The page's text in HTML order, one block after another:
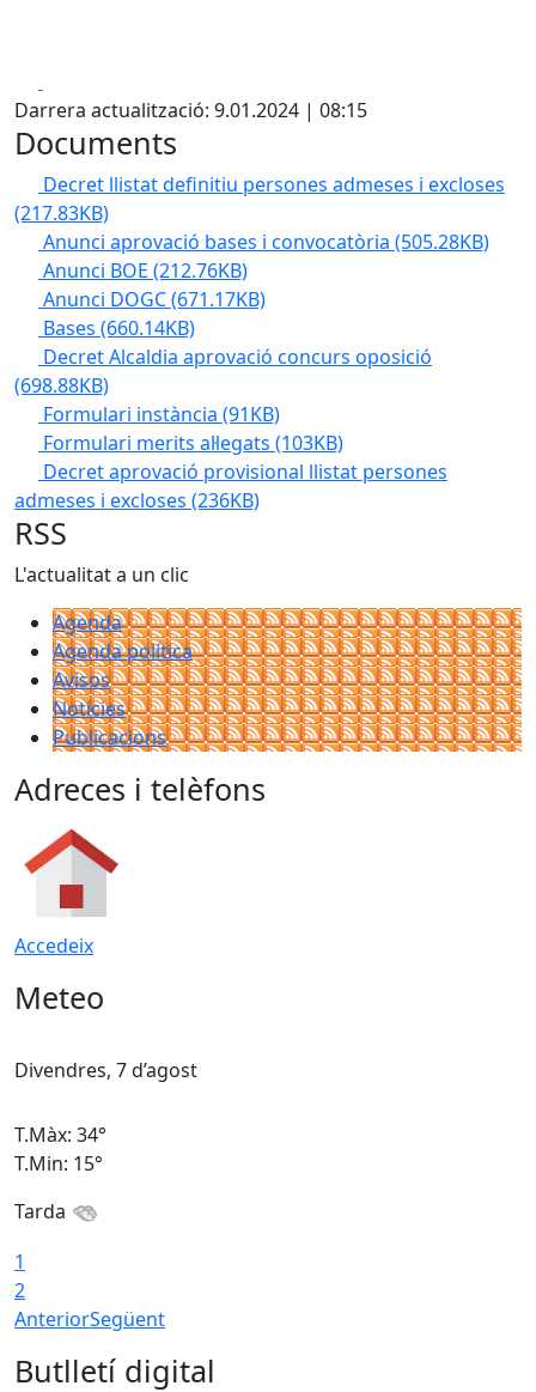
Darrera actualització: 9.01.2024 | 08:15
Documents
Decret llistat definitiu persones admeses i excloses
(217.83KB)
Anunci aprovació bases i convocatòria (505.28KB)
Anunci BOE (212.76KB)
Anunci DOGC(671.17KB)
Bases (660.14KB)
Decret Alcaldia aprovació concurs oposició
(698.88KB)
Formulari instància (91KB)
Formulari merits al·legats (103KB)
Decret aprovació provisional llistat persones
admeses i excloses (236KB)
RSS
L'actualitat a un clic
Agenda
Agenda política
Avisos
Notícies
Publicacions
Adreces i telèfons
Accedeix
Meteo
Divendres, 7 d’agost
T.Màx: 34°
T.Min: 15°
Tarda
1
2
AnteriorSegüent
Butlletí digital